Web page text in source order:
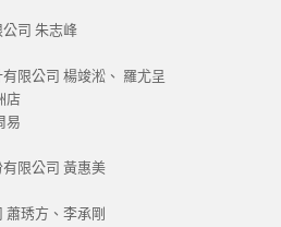
司 朱志峰
限公司 楊竣淞、 羅尤呈
店
易
限公司 黃惠美
蕭琇方、李承剛